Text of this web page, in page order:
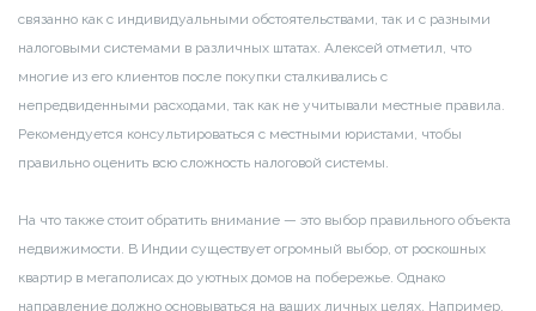
связанно как с индивидуальными обстоятельствами, так и с разными
налоговыми системами в различных штатах. Алексей отметил, что
многие из его клиентов после покупки сталкивались с
непредвиденными расходами, так как не учитывали местные правила.
Рекомендуется консультироваться с местными юристами, чтобы
правильно оценить всю сложность налоговой системы.
На что также стоит обратить внимание — это выбор правильного объекта
недвижимости. В Индии существует огромный выбор, от роскошных
квартир в мегаполисах до уютных домов на побережье. Однако
направление должно основываться на ваших личных целях. Например,